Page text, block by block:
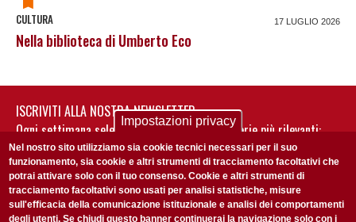
CULTURA 17 LUGLIO 2026
Nella biblioteca di Umberto Eco
ISCRIVITI ALLA NOSTRA NEWSLETTER
Ogni settimana selezioniamo per te nostre storie più rilevanti:
non perderti gli aggiornamenti della nostra newsletter
Impostazioni privacy
Nel nostro sito utilizziamo sia cookie tecnici necessari per il suo
funzionamento, sia cookie e altri strumenti di tracciamento facoltativi che
potrai attivare solo con il tuo consenso. Cookie e altri strumenti di
tracciamento facoltativi sono usati per analisi statistiche, misure
sull'efficacia della comunicazione istituzionale e analisi dei comportamenti
degli utenti. Se chiudi questo banner continuerai la navigazione solo con i